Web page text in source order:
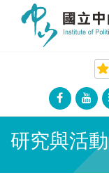
研究與活動